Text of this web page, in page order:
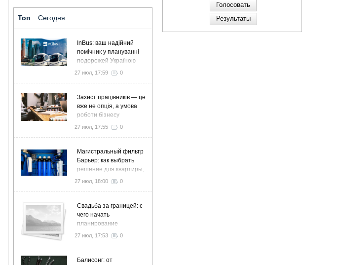
Топ Сегодня
InBus: ваш надійний
помічник у плануванні
подорожей Україною
27 июл, 17:59 0
Захист працівників — це
вже не опція, а умова
роботи бізнесу
27 июл, 17:55 0
Магистральный фильтр
Барьер: как выбрать
решение для квартиры,
дома и коттеджа
27 июл, 18:00 0
Свадьба за границей: с
чего начать
планирование
27 июл, 17:53 0
Балисонг: от